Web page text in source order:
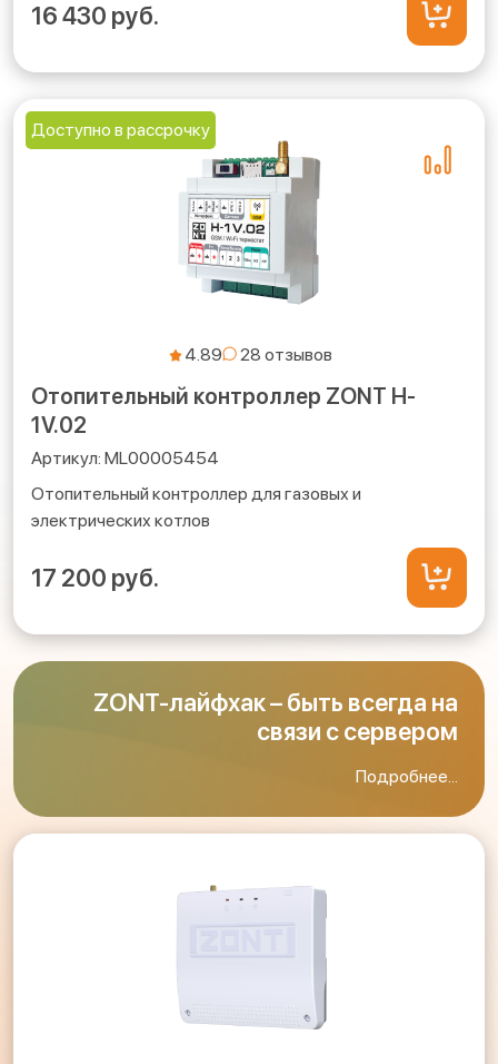
16 430 руб.
Доступно в рассрочку
4.89
Отопительный контроллер ZONT H-
1V.02
ML00005454
Отопительный контроллер для газовых и
электрических котлов
17 200 руб.
ZONT-лайфхак – быть всегда на
связи с сервером
Подробнее...